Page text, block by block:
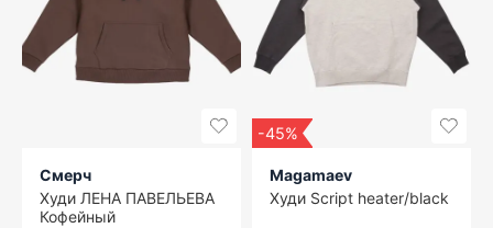
Смерч
Худи ЛЕНА ПАВЕЛЬЕВА
Кофейный
-45%
Magamaev
Худи Script heater/black